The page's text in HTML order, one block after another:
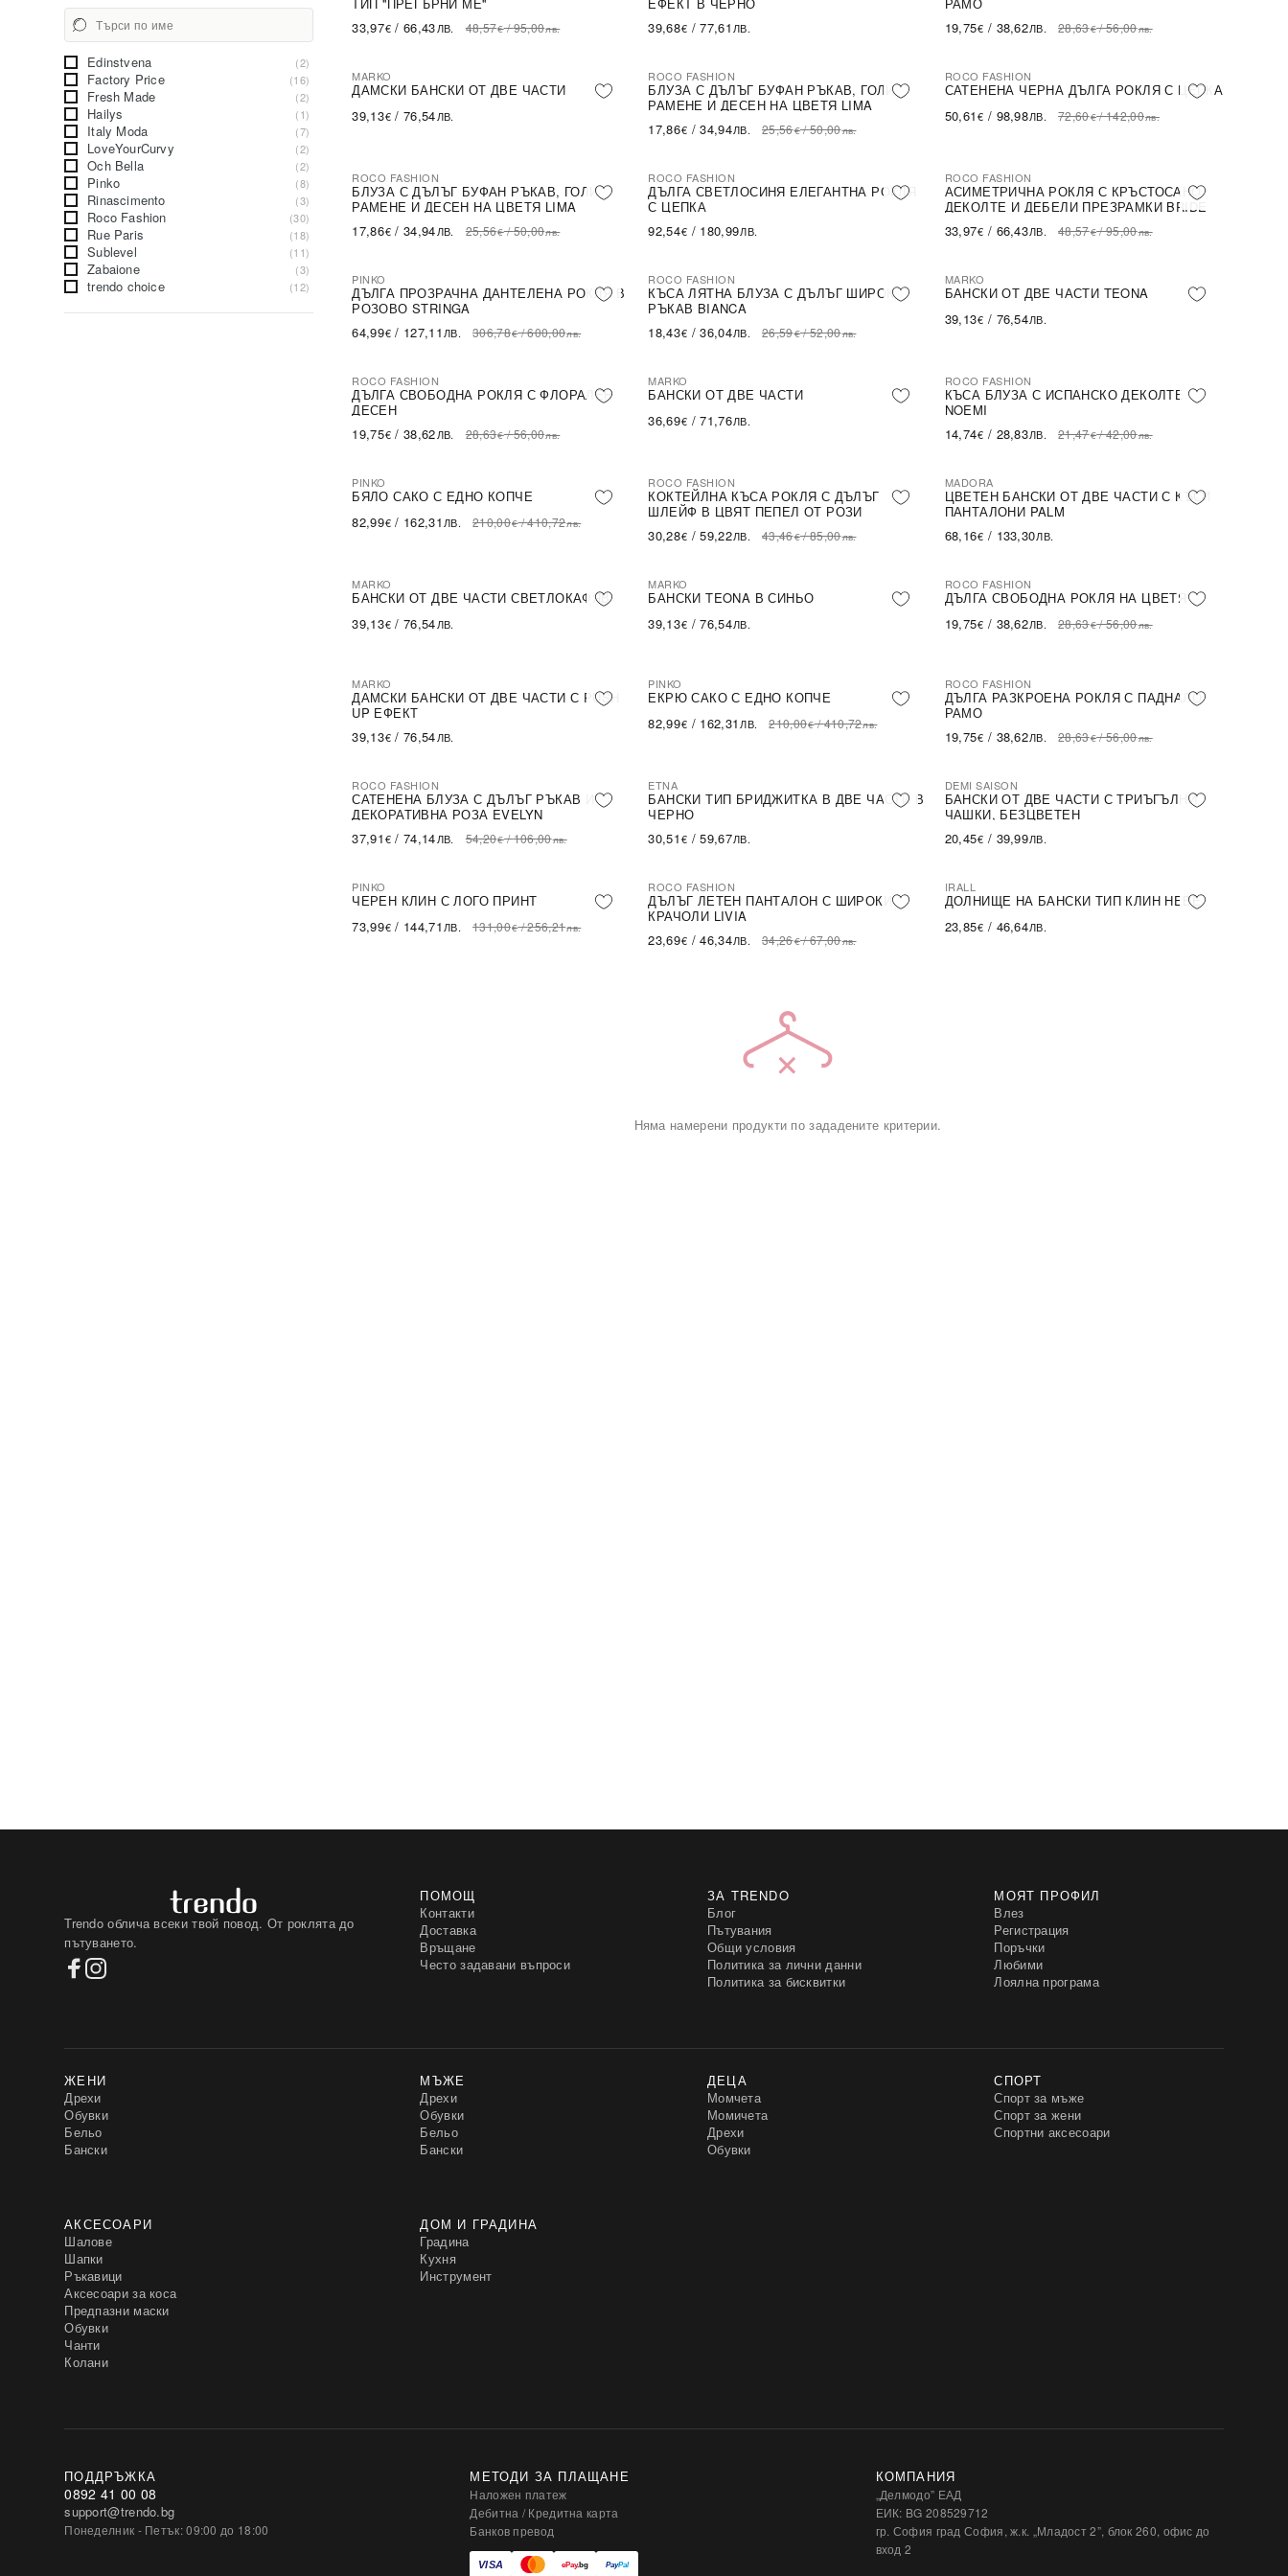
Edinstvena (2)
Factory Price (16)
Fresh Made (2)
Hailys (1)
Italy Moda (7)
LoveYourCurvy (2)
Och Bella (2)
Pinko (8)
Rinascimento (3)
Roco Fashion (30)
Rue Paris (18)
Sublevel (11)
Zabaione (3)
trendo choice (12)
33,97€ /66,43ЛВ. 48,57€/95,00лв.
39,68€ /77,61 ЛВ.
19,75€ / 38,62ЛВ. 28,63€/56,00лв.
MARKO
ДАМСКИ БАНСКИ ОТ ДВЕ ЧАСТИ
39,13€ /76,54ЛВ.
-30%
ROCO FASHION
БЛУЗА С ДЪЛЪГ БУФАН РЪКАВ, ГОЛИ
РАМЕНЕ И ДЕСЕН НА ЦВЕТЯ LIMA
17,86€ /34,94ЛВ. 25,56€/50,00лв.
-30%
ROCO FASHION
САТЕНЕНА ЧЕРНА ДЪЛГА РОКЛЯ С ЦЕПКА
50,61 € / 98,98ЛВ. 72,60€/142,00лв.
-30%
ROCO FASHION
БЛУЗА С ДЪЛЪГ БУФАН РЪКАВ, ГОЛИ
РАМЕНЕ И ДЕСЕН НА ЦВЕТЯ LIMA
17,86€ /34,94ЛВ. 25,56€/50,00лв.
ROCO FASHION
ДЪЛГА СВЕТЛОСИНЯ ЕЛЕГАНТНА РОКЛЯ
С ЦЕПКА
92,54€ / 180,99ЛВ.
-30%
ROCO FASHION
АСИМЕТРИЧНА РОКЛЯ С КРЪСТОСАНО
ДЕКОЛТЕ И ДЕБЕЛИ ПРЕЗРАМКИ BRIDE
33,97€ / 66,43ЛВ. 48,57€/95,00лв.
-79% SALE
PINKO
ДЪЛГА ПРОЗРАЧНА ДАНТЕЛЕНА РОКЛЯ В
РОЗОВО STRINGA
64,99€ / 127,11 ЛВ. 306,78€/600,00лв.
-31%
ROCO FASHION
КЪСА ЛЯТНА БЛУЗА С ДЪЛЪГ ШИРОК
РЪКАВ BIANCA
18,43€ /36,04ЛВ. 26,59€/52,00лв.
MARKO
БАНСКИ ОТ ДВЕ ЧАСТИ TEONA
39,13€ / 76,54ЛВ.
-31%
ROCO FASHION
ДЪЛГА СВОБОДНА РОКЛЯ С ФЛОРАЛЕН
ДЕСЕН
19,75€ /38,62ЛВ. 28,63€/56,00лв.
MARKO
БАНСКИ ОТ ДВЕ ЧАСТИ
36,69€ /71,76ЛВ.
-31%
ROCO FASHION
КЪСА БЛУЗА С ИСПАНСКО ДЕКОЛТЕ
NOEMI
14,74€ / 28,83ЛВ. 21,47€/42,00лв.
-60% SALE
PINKO
БЯЛО САКО С ЕДНО КОПЧЕ
82,99€ / 162,31 ЛВ. 210,00€/410,72лв.
-30%
ROCO FASHION
КОКТЕЙЛНА КЪСА РОКЛЯ С ДЪЛЪГ
ШЛЕЙФ В ЦВЯТ ПЕПЕЛ ОТ РОЗИ
30,28€ /59,22ЛВ. 43,46€/85,00лв.
MADORA
ЦВЕТЕН БАНСКИ ОТ ДВЕ ЧАСТИ С КЪСИ
ПАНТАЛОНИ PALM
68,16€ / 133,30ЛВ.
MARKO
БАНСКИ ОТ ДВЕ ЧАСТИ СВЕТЛОКАФЯВ
39,13€ /76,54ЛВ.
MARKO
БАНСКИ TEONA В СИНЬО
39,13€ /76,54ЛВ.
-31%
ROCO FASHION
ДЪЛГА СВОБОДНА РОКЛЯ НА ЦВЕТЯ
19,75€ / 38,62ЛВ. 28,63€/56,00лв.
MARKO
ДАМСКИ БАНСКИ ОТ ДВЕ ЧАСТИ С PUSH
UP ЕФЕКТ
39,13€ /76,54ЛВ.
-60% SALE
PINKO
ЕКРЮ САКО С ЕДНО КОПЧЕ
82,99€ / 162,31 ЛВ. 210,00€/410,72лв.
-31%
ROCO FASHION
ДЪЛГА РАЗКРОЕНА РОКЛЯ С ПАДНАЛО
РАМО
19,75€ / 38,62ЛВ. 28,63€/56,00лв.
-30%
ROCO FASHION
САТЕНЕНА БЛУЗА С ДЪЛЪГ РЪКАВ И
ДЕКОРАТИВНА РОЗА EVELYN
37,91€ /74,14ЛВ. 54,20€/106,00лв.
ETNA
БАНСКИ ТИП БРИДЖИТКА В ДВЕ ЧАСТИ В
ЧЕРНО
30,51€ /59,67ЛВ.
DEMI SAISON
БАНСКИ ОТ ДВЕ ЧАСТИ С ТРИЪГЪЛНИ
ЧАШКИ, БЕЗЦВЕТЕН
20,45€ / 39,99ЛВ.
-44% SALE
PINKO
ЧЕРЕН КЛИН С ЛОГО ПРИНТ
73,99€ / 144,71 ЛВ. 131,00€/256,21лв.
-31%
ROCO FASHION
ДЪЛЪГ ЛЕТЕН ПАНТАЛОН С ШИРОКИ
КРАЧОЛИ LIVIA
23,69€ /46,34ЛВ. 34,26€/67,00лв.
IRALL
ДОЛНИЩЕ НА БАНСКИ ТИП КЛИН HEBE
23,85€ / 46,64ЛВ.
Няма намерени продукти по зададените критерии.
Trendo облича всеки твой повод. От роклята до
пътуването.
ПОМОЩ
Контакти
Доставка
Връщане
Често задавани въпроси
ЗА TRENDO
Блог
Пътувания
Общи условия
Политика за лични данни
Политика за бисквитки
МОЯТ ПРОФИЛ
Влез
Регистрация
Поръчки
Любими
Лоялна програма
ЖЕНИ
Дрехи
Обувки
Бельо
Бански
МЪЖЕ
Дрехи
Обувки
Бельо
Бански
ДЕЦА
Момчета
Момичета
Дрехи
Обувки
СПОРТ
Спорт за мъже
Спорт за жени
Спортни аксесоари
АКСЕСОАРИ
Шалове
Шапки
Ръкавици
Аксесоари за коса
Предпазни маски
Обувки
Чанти
Колани
ДОМ И ГРАДИНА
Градина
Кухня
Инструмент
ПОДДРЪЖКА
0892 41 00 08
support@trendo.bg
Понеделник - Петък: 09:00 до 18:00
МЕТОДИ ЗА ПЛАЩАНЕ
Наложен платеж
Дебитна / Кредитна карта
Банков превод
КОМПАНИЯ
„Делмодо” ЕАД
ЕИК: BG 208529712
гр. София град София, ж.к. „Младост 2”, блок 260, офис до
вход 2